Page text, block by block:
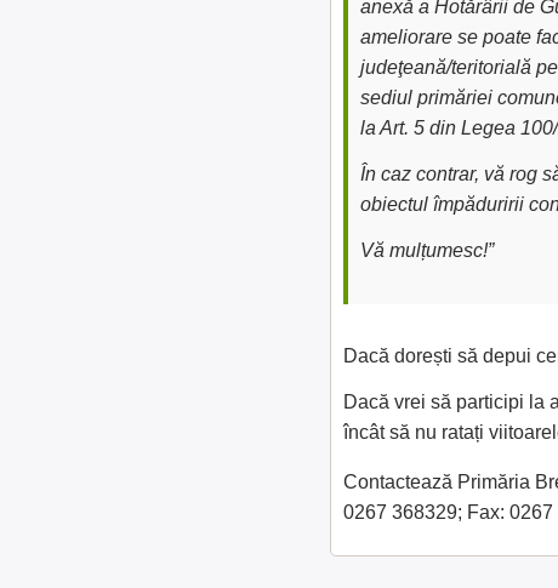
anexă a Hotărârii de
ameliorare se poate
judeţeană/teritorială
sediul primăriei
la Art. 5 din Legea
În caz contrar, vă rog
obiectul împăduririi
Vă mulțumesc!”
Dacă dorești să depui
Dacă vrei să participi la
încât să nu ratați
Contactează Primăria
0267 368329; Fax: